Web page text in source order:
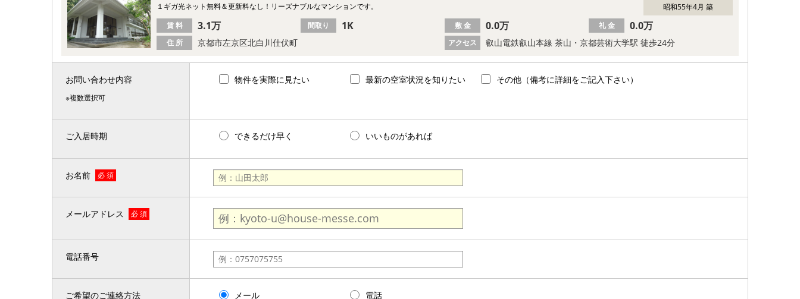
昭和55年4月 築
１ギガ光ネット無料＆更新料なし！リーズナブルなマンションです。
住 所 京都市左京区北白川仕伏町 アクセス 叡山電鉄叡山本線 茶山・京都芸術大学駅 徒歩24分
賃 料 3.1万 間取り 1K 敷 金 0.0万 礼 金 0.0万
お問い合わせ内容
※複数選択可
物件を実際に見たい 最新の空室状況を知りたい その他（備考に詳細をご記入下さい）
ご入居時期 できるだけ早く いいものがあれば
お名前 必 須
メールアドレス 必 須
電話番号
ご希望のご連絡方法 メール 電話